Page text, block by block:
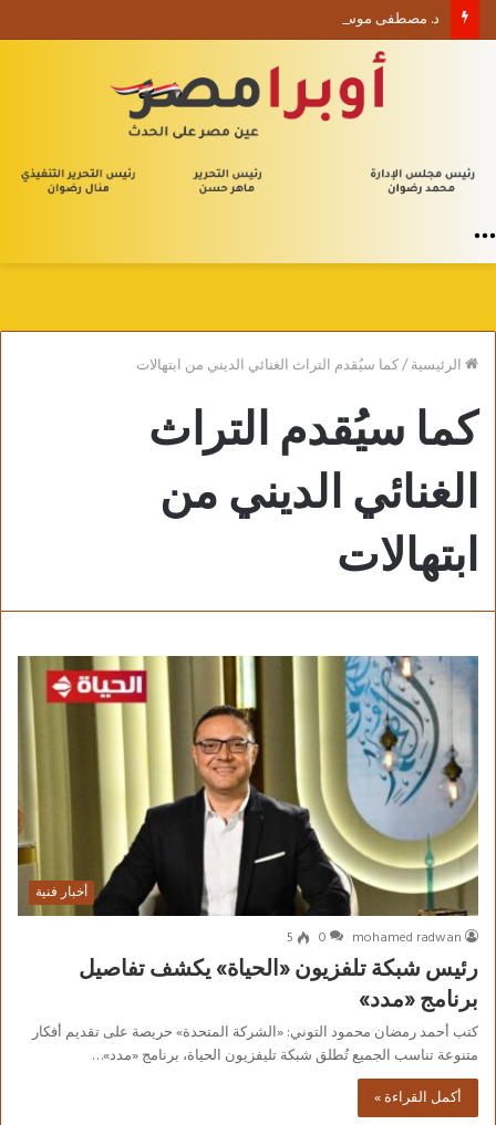
د. مصطفى موسى يكتب الأربعون الإدارية (1) من يلا إدارة
الرئيسية/كما سيُقدم التراث الغنائي الديني من ابتهالات
كما سيُقدم التراث
الغنائي الديني من
ابتهالات
أخبار فنية
mohamed radwan
0
5
رئيس شبكة تلفزيون «الحياة» يكشف تفاصيل
برنامج «مدد»
كتب أحمد رمضان محمود التوني: «الشركة المتحدة» حريصة على تقديم أفكار
متنوعة تناسب الجميع تُطلق شبكة تليفزيون الحياة، برنامج «مدد»…
أكمل القراءة »